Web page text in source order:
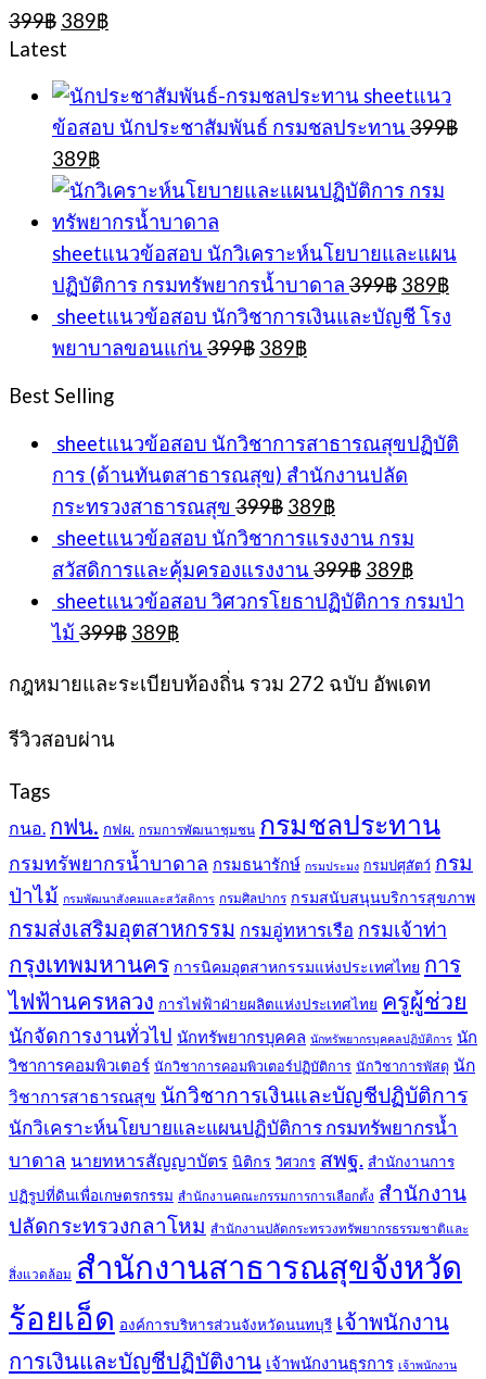
399฿ Original
price
was:
399฿.
389฿Current
389฿.
Latest
sheetแนว
ข้อสอบ นักประชาสัมพันธ์ กรมชลประทาน 399฿
Original
price
was:
399฿.
389฿Current
price
is:
389฿.
sheetแนวข้อสอบ นักวิเคราะห์นโยบายและแผน
ปฏิบัติการ กรมทรัพยากรน้ำบาดาล 399฿ Original
price
was:
389฿
is:
sheetแนวข้อสอบ นักวิชาการเงินและบัญชี โรง
พยาบาลขอนแก่น 399฿ Original
389฿Current
Best Selling
sheetแนวข้อสอบ นักวิชาการสาธารณสุขปฏิบัติ
การ (ด้านทันตสาธารณสุข) สำนักงานปลัด
กระทรวงสาธารณสุข 399฿ Original
was:
399฿.
389฿Current
is:
389฿.
sheetแนวข้อสอบ นักวิชาการแรงงาน กรม
สวัสดิการและคุ้มครองแรงงาน 399฿ Original
was:
389฿Current
price
is:
sheetแนวข้อสอบ วิศวกรโยธาปฏิบัติการ กรมป่า
ไม้399฿ Original
was:
389฿Current
is:
กฎหมายและระเบียบท้องถิ่น รวม 272 ฉบับ อัพเดท
รีวิวสอบผ่าน
Tags
กนอ. กฟน. กฟผ. กรมการพัฒนาชุมชน กรมชลประทาน
กรมทรัพยากรน้ำบาดาล กรมธนารักษ์ กรมประมง กรมปศุสัตว์ กรม
ป่าไม้ กรมพัฒนาสังคมและสวัสดิการ กรมศิลปากร กรมสนับสนุนบริการสุขภาพ
กรมส่งเสริมอุตสาหกรรม กรมอู่ทหารเรือ กรมเจ้าท่า
กรุงเทพมหานคร การนิคมอุตสาหกรรมแห่งประเทศไทย การ
ไฟฟ้านครหลวง การไฟฟ้าฝ่ายผลิตแห่งประเทศไทย ครูผู้ช่วย
นักจัดการงานทั่วไป นักทรัพยากรบุคคล นักทรัพยากรบุคคลปฏิบัติการ นัก
วิชาการคอมพิวเตอร์ นักวิชาการคอมพิวเตอร์ปฏิบัติการ นักวิชาการพัสดุ นัก
วิชาการสาธารณสุข นักวิชาการเงินและบัญชีปฏิบัติการ
นักวิเคราะห์นโยบายและแผนปฏิบัติการ กรมทรัพยากรน้ำ
บาดาล นายทหารสัญญาบัตร นิติกร วิศวกร สพฐ. สำนักงานการ
ปฏิรูปที่ดินเพื่อเกษตรกรรม สำนักงานคณะกรรมการการเลือกตั้ง สำนักงาน
ปลัดกระทรวงกลาโหม สำนักงานปลัดกระทรวงทรัพยากรธรรมชาติและ
สิ่งแวดล้อม สำนักงานสาธารณสุขจังหวัด
ร้อยเอ็ด องค์การบริหารส่วนจังหวัดนนทบุรี เจ้าพนักงาน
การเงินและบัญชีปฏิบัติงาน เจ้าพนักงานธุรการ เจ้าพนักงาน